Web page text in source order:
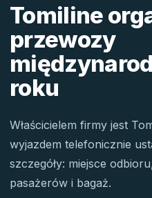
Tomiline
przewozy
roku
Właścicielem firmy jest
wyjazdem telefonicznie
szczegóły: miejsce
pasażerów i bagaż.